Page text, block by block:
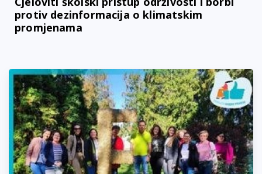
protiv dezinformacija o klimatskim
promjenama